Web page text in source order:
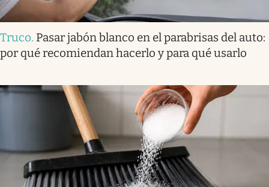
Truco. Pasar jabón blanco en el parabrisas del auto:
por qué recomiendan hacerlo y para qué usarlo